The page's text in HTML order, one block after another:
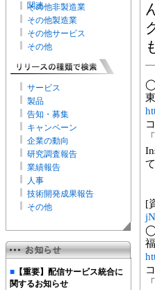
関連
その他非製造業
その他製造業
その他サービス
その他
サービス
製品
告知・募集
キャンペーン
企業の動向
研究調査報告
業績報告
人事
技術開発成果報告
その他
■ 【重要】配信サービス統合に
関するお知らせ
◯
[
◯